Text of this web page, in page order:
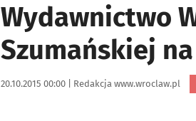
Wydawnictwo
Szumańskiej
Data publikacji:
20.10.2015 00:00 | Autor:
Redakcja www.wroclaw.pl